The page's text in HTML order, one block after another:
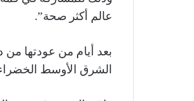
عالم أكثر صحة”.
بعد أيام من عودتها من
الشرق الأوسط الخضراء